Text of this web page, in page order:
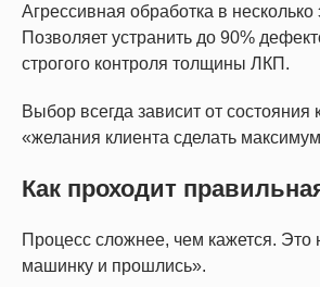
Агрессивная обработка в несколько
Позволяет устранить до 90%
строгого контроля толщины ЛКП.
Выбор всегда зависит от состояния
«желания клиента сделать
Как проходит
Процесс сложнее, чем кажется. Это
машинку и прошлись».